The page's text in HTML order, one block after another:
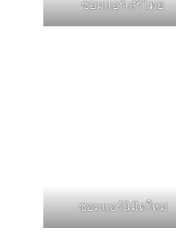
ซ่อมแอร์เสรีไทย
ซ่อมแอร์นิมิตใหม่